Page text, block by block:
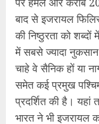
जब वे बोले भी तब भी
हमदर्दी जताने में
इस मामले में कई
रहे हैं और युद्ध की
ठहरा रहे हैं। लेकिन
अमेरिका में इजरायल
मीडिया ने उनकी